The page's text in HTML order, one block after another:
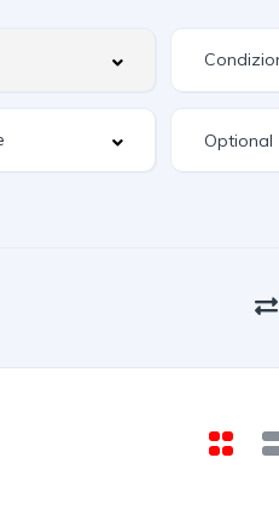
Optional